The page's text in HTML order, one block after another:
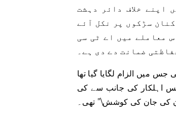
میں اپنے خلاف دائر دہشت
سڑکوں پر نکل آئے
معاملے میں اے ٹی سی
ضمانت دے دی ہے۔
میں الزام لگایا گیا تھا
پولیس اہلکار کی جانب سے کی
کی جان کی کوشش\” تھی۔